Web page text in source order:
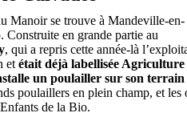
Manoir se trouve à Mandeville-en-
Construite en grande partie au
, qui a repris cette année-là
et était déjà labellisée Agriculture
un poulailler sur son terrain
poulaillers en plein champ, et
de la Bio.